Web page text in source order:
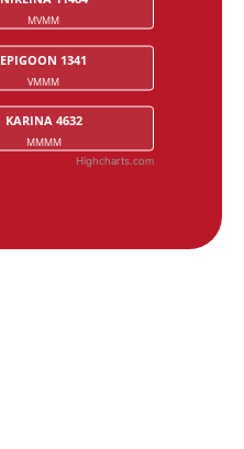
MVMM
EPIGOON 1341
VMMM
KARINA 4632
MMMM
Highcharts.com